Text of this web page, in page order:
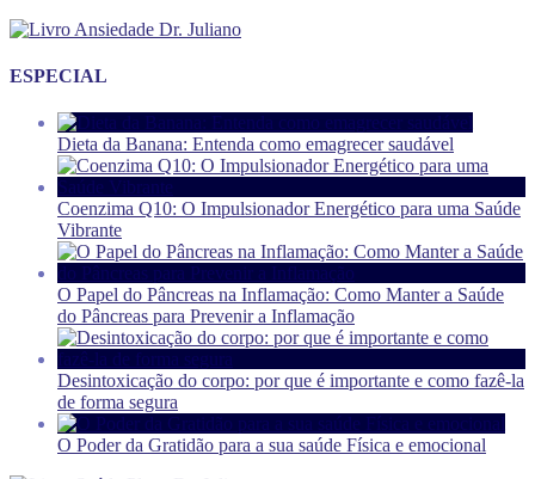
ESPECIAL
Dieta da Banana: Entenda como emagrecer saudável
Coenzima Q10: O Impulsionador Energético para uma Saúde
Vibrante
O Papel do Pâncreas na Inflamação: Como Manter a Saúde
do Pâncreas para Prevenir a Inflamação
Desintoxicação do corpo: por que é importante e como fazê-la
de forma segura
O Poder da Gratidão para a sua saúde Física e emocional